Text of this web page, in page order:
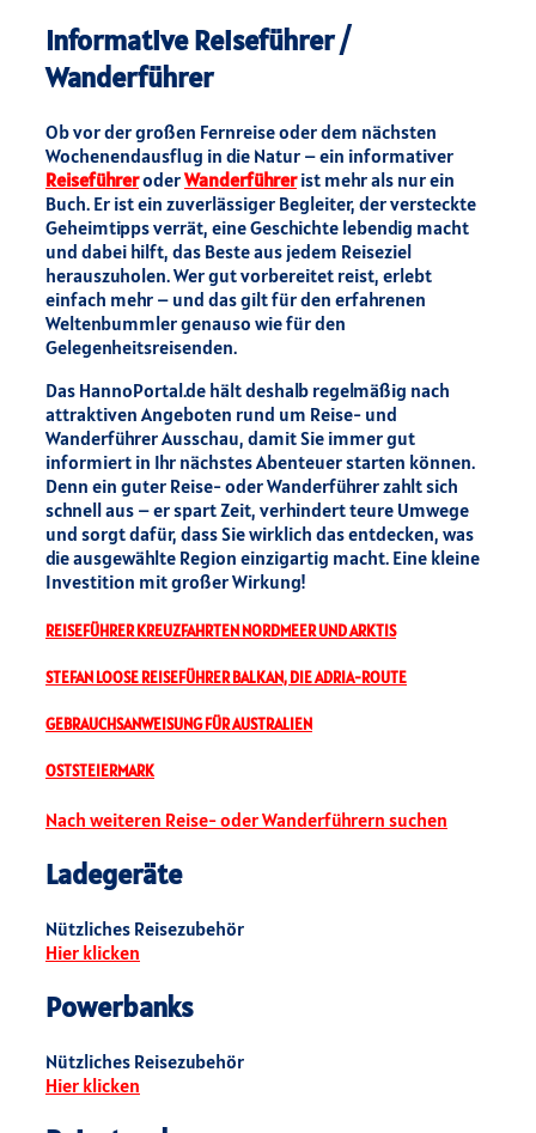
Informative Reiseführer /
Wanderführer
Ob vor der großen Fernreise oder dem nächsten
Wochenendausflug in die Natur – ein informativer
ReiseführeroderWanderführerist mehr als nur ein
Buch. Er ist ein zuverlässiger Begleiter, der versteckte
Geheimtipps verrät, eine Geschichte lebendig macht
und dabei hilft, das Beste aus jedem Reiseziel
herauszuholen. Wer gut vorbereitet reist, erlebt
einfach mehr – und das gilt für den erfahrenen
Weltenbummler genauso wie für den
Gelegenheitsreisenden.
Das HannoPortal.de hält deshalb regelmäßig nach
attraktiven Angeboten rund um Reise- und
Wanderführer Ausschau, damit Sie immer gut
informiert in Ihr nächstes Abenteuer starten können.
Denn ein guter Reise- oder Wanderführer zahlt sich
schnell aus – er spart Zeit, verhindert teure Umwege
und sorgt dafür, dass Sie wirklich das entdecken, was
die ausgewählte Region einzigartig macht. Eine kleine
Investition mit großer Wirkung!
REISEFÜHRER KREUZFAHRTEN NORDMEER UND ARKTIS
STEFAN LOOSE REISEFÜHRER BALKAN, DIE ADRIA-ROUTE
GEBRAUCHSANWEISUNG FÜR AUSTRALIEN
OSTSTEIERMARK
Nach weiteren Reise- oder Wanderführern suchen
Ladegeräte
Nützliches Reisezubehör
Hier klicken
Powerbanks
Nützliches Reisezubehör
Hier klicken